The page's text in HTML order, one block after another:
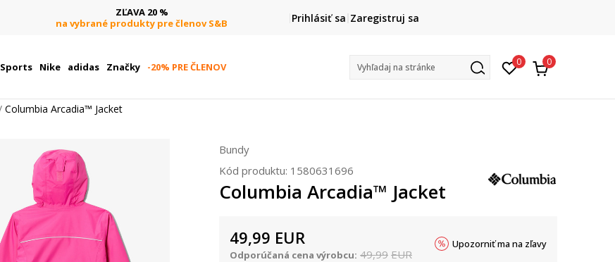
ZĽAVA 20 %
na vybrané produkty pre členov S&B
DOPRAVA ZADARMO
pri objednaní nad 80 € (neplatí pre Click&Collect)
Prihlásiť sa Zaregistruj sa
Sports Nike adidas Značky -20% PRE ČLENOV Vyhľadaj na stránke 0 0
Columbia Arcadia™ Jacket
Bundy
Kód produktu: 1580631696
Columbia Arcadia™ Jacket
49,99 EUR
Odporúčaná cena výrobcu: 49,99 EUR
Upozorniť ma na zľavy